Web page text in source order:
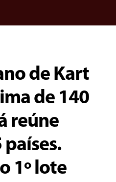
de Kart
de 140
reúne
1º lote